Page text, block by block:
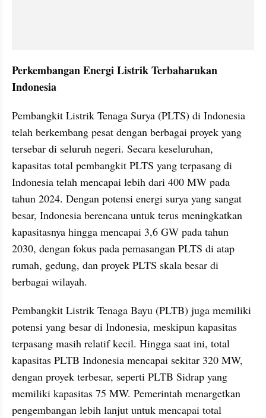
Perkembangan Energi Listrik Terbaharukan
Indonesia
Pembangkit Listrik Tenaga Surya (PLTS) di Indonesia
telah berkembang pesat dengan berbagai proyek yang
tersebar di seluruh negeri. Secara keseluruhan,
kapasitas total pembangkit PLTS yang terpasang di
Indonesia telah mencapai lebih dari 400 MW pada
tahun 2024. Dengan potensi energi surya yang sangat
besar, Indonesia berencana untuk terus meningkatkan
kapasitasnya hingga mencapai 3,6 GW pada tahun
2030, dengan fokus pada pemasangan PLTS di atap
rumah, gedung, dan proyek PLTS skala besar di
berbagai wilayah.
Pembangkit Listrik Tenaga Bayu (PLTB) juga memiliki
potensi yang besar di Indonesia, meskipun kapasitas
terpasang masih relatif kecil. Hingga saat ini, total
kapasitas PLTB Indonesia mencapai sekitar 320 MW,
dengan proyek terbesar, seperti PLTB Sidrap yang
memiliki kapasitas 75 MW. Pemerintah menargetkan
pengembangan lebih lanjut untuk mencapai total